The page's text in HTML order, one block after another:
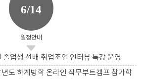
6/14
일정안내
졸업생 선배 취업조언 인터뷰 특강 운영
도 하계방학 온라인 직무부트캠프 참가학